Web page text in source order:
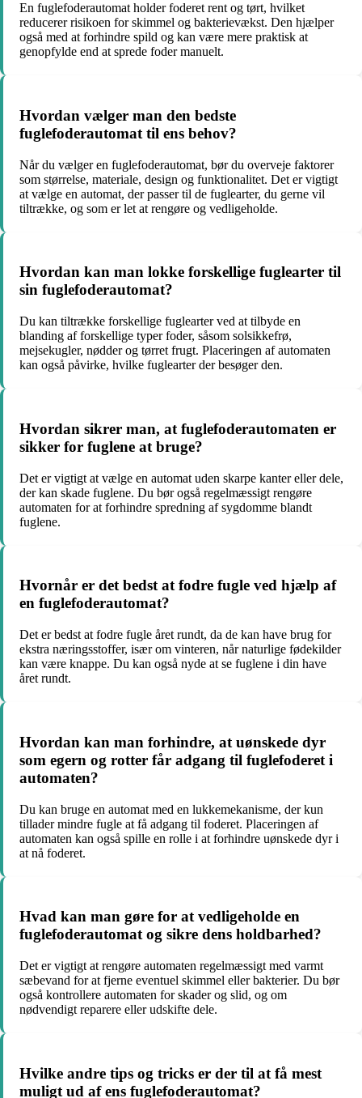
En fuglefoderautomat holder foderet rent og tørt, hvilket
reducerer risikoen for skimmel og bakterievækst. Den hjælper
også med at forhindre spild og kan være mere praktisk at
genopfylde end at sprede foder manuelt.
Hvordan vælger man den bedste
fuglefoderautomat til ens behov?
Når du vælger en fuglefoderautomat, bør du overveje faktorer
som størrelse, materiale, design og funktionalitet. Det er vigtigt
at vælge en automat, der passer til de fuglearter, du gerne vil
tiltrække, og som er let at rengøre og vedligeholde.
Hvordan kan man lokke forskellige fuglearter til
sin fuglefoderautomat?
Du kan tiltrække forskellige fuglearter ved at tilbyde en
blanding af forskellige typer foder, såsom solsikkefrø,
mejsekugler, nødder og tørret frugt. Placeringen af automaten
kan også påvirke, hvilke fuglearter der besøger den.
Hvordan sikrer man, at fuglefoderautomaten er
sikker for fuglene at bruge?
Det er vigtigt at vælge en automat uden skarpe kanter eller dele,
der kan skade fuglene. Du bør også regelmæssigt rengøre
automaten for at forhindre spredning af sygdomme blandt
fuglene.
Hvornår er det bedst at fodre fugle ved hjælp af
en fuglefoderautomat?
Det er bedst at fodre fugle året rundt, da de kan have brug for
ekstra næringsstoffer, især om vinteren, når naturlige fødekilder
kan være knappe. Du kan også nyde at se fuglene i din have
året rundt.
Hvordan kan man forhindre, at uønskede dyr
som egern og rotter får adgang til fuglefoderet i
automaten?
Du kan bruge en automat med en lukkemekanisme, der kun
tillader mindre fugle at få adgang til foderet. Placeringen af
automaten kan også spille en rolle i at forhindre uønskede dyr i
at nå foderet.
Hvad kan man gøre for at vedligeholde en
fuglefoderautomat og sikre dens holdbarhed?
Det er vigtigt at rengøre automaten regelmæssigt med varmt
sæbevand for at fjerne eventuel skimmel eller bakterier. Du bør
også kontrollere automaten for skader og slid, og om
nødvendigt reparere eller udskifte dele.
Hvilke andre tips og tricks er der til at få mest
muligt ud af ens fuglefoderautomat?